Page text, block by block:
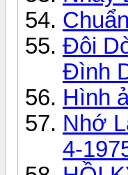
Đôi
Đình
Hình
Nhớ
4-